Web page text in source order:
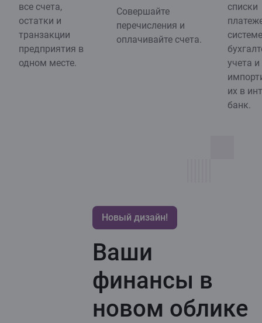
все счета,
остатки и
транзакции
предприятия в
одном месте.
Совершайте
перечисления и
оплачивайте счета.
списки
системе
учета и
их в
банк.
Новый дизайн!
Ваши
финансы в
новом облике